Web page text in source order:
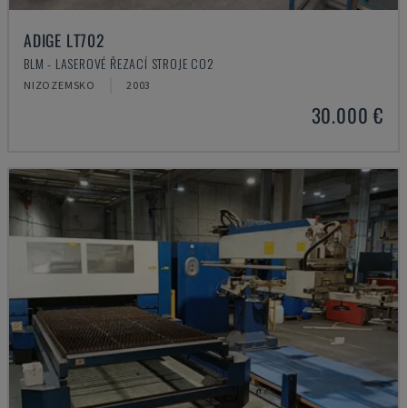
ADIGE LT702
BLM - LASEROVÉ ŘEZACÍ STROJE CO2
NIZOZEMSKO 2003
30.000 €